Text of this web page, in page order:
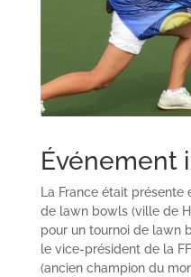
Événement
La France était
de lawn bowls (ville de
pour un tournoi de lawn
le vice-président de la
(ancien champion du